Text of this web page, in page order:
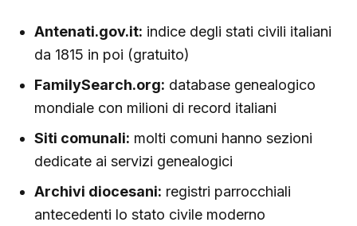
Antenati.gov.it: indice degli stati civili italiani
da 1815 in poi (gratuito)
FamilySearch.org: database genealogico
mondiale con milioni di record italiani
Siti comunali: molti comuni hanno sezioni
dedicate ai servizi genealogici
Archivi diocesani: registri parrocchiali
antecedenti lo stato civile moderno